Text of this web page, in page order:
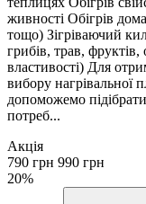
живності Обігрів
тощо) Зігріваючий
грибів, трав, фруктів,
властивості) Для
вибору нагрівальної
допоможемо
потреб...
Акція
790 грн 990 грн
20%